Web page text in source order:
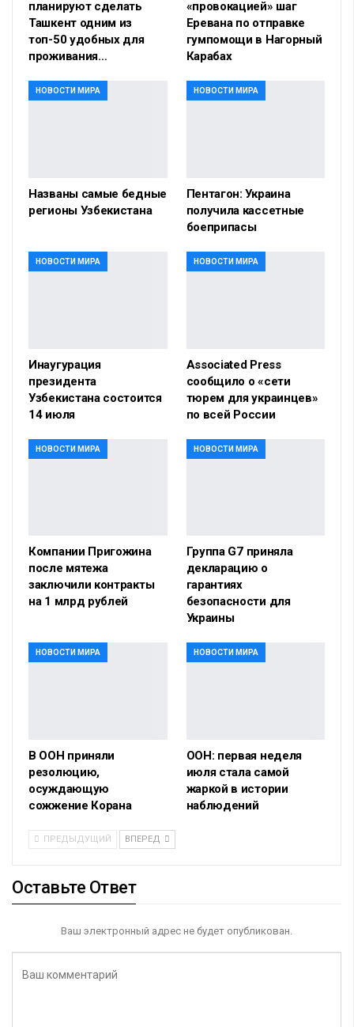
планируют сделать
Ташкент одним из
топ-50 удобных для
проживания…
«провокацией» шаг
Еревана по отправке
гумпомощи в Нагорный
Карабах
НОВОСТИ МИРА
Названы самые бедные
регионы Узбекистана
НОВОСТИ МИРА
Пентагон: Украина
получила кассетные
боеприпасы
НОВОСТИ МИРА
Инаугурация
президента
Узбекистана состоится
14 июля
НОВОСТИ МИРА
Associated Press
сообщило о «сети
тюрем для украинцев»
по всей России
НОВОСТИ МИРА
Компании Пригожина
после мятежа
заключили контракты
на 1 млрд рублей
НОВОСТИ МИРА
Группа G7 приняла
декларацию о
гарантиях
безопасности для
Украины
НОВОСТИ МИРА
В ООН приняли
резолюцию,
осуждающую
сожжение Корана
НОВОСТИ МИРА
ООН: первая неделя
июля стала самой
жаркой в истории
наблюдений
ПРЕДЫДУЩИЙ ВПЕРЕД
Оставьте Ответ
Ваш электронный адрес не будет опубликован.